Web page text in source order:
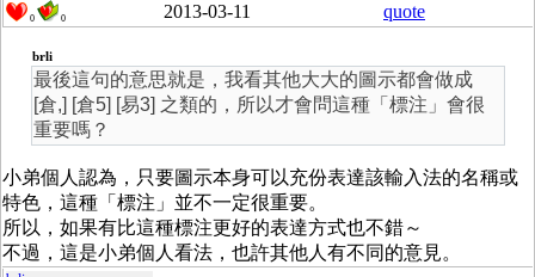
0 0 2013-03-11 quote
brli
最後這句的意思就是，我看其他大大的圖示都會做成
[倉,] [倉5] [易3] 之類的，所以才會問這種「標注」會很
重要嗎？
小弟個人認為，只要圖示本身可以充份表達該輸入法的名稱或
特色，這種「標注」並不一定很重要。
所以，如果有比這種標注更好的表達方式也不錯～
不過，這是小弟個人看法，也許其他人有不同的意見。